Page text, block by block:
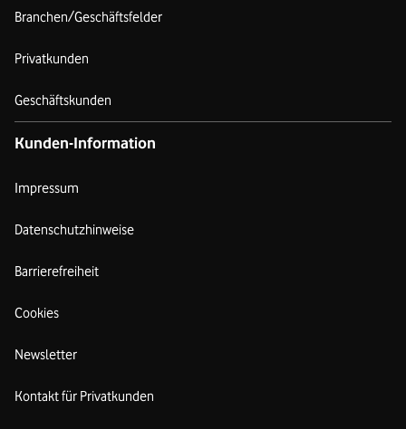
Branchen/Geschäftsfelder
Privatkunden
Geschäftskunden
Kunden-Information
Impressum
Datenschutzhinweise
Barrierefreiheit
Cookies
Newsletter
Kontakt für Privatkunden